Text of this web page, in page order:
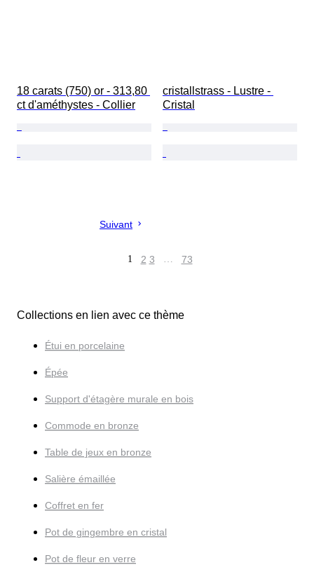
18 carats (750) or - 313,80
ct d'améthystes - Collier
cristallstrass - Lustre -
Cristal
Suivant
1 2 3 … 73
Collections en lien avec ce thème
Étui en porcelaine
Épée
Support d'étagère murale en bois
Commode en bronze
Table de jeux en bronze
Salière émaillée
Coffret en fer
Pot de gingembre en cristal
Pot de fleur en verre